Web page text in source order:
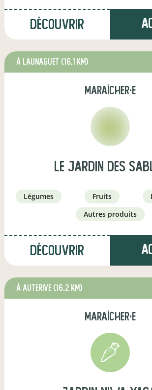
Découvrir
à Launaguet (16,1 km)
maraîcher·e
Le jardin des
légumes fruits
autres produits
Découvrir
à Auterive (16,2 km)
maraîcher·e